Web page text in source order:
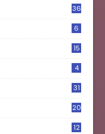
36
6
15
4
31
20
12